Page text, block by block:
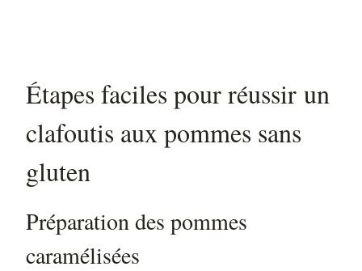
Étapes faciles pour réussir un
clafoutis aux pommes sans
gluten
Préparation des pommes
caramélisées